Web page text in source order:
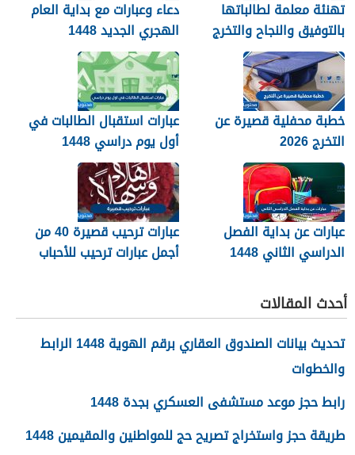
تهنئة معلمة لطالباتها
بالتوفيق والنجاح والتخرج
2026
دعاء وعبارات مع بداية العام
الهجري الجديد 1448
خطبة محفلية قصيرة عن
التخرج 2026
عبارات استقبال الطالبات في
أول يوم دراسي 1448
عبارات عن بداية الفصل
الدراسي الثاني 1448
عبارات ترحيب قصيرة 40 من
أجمل عبارات ترحيب للأحباب
أحدث المقالات
تحديث بيانات الصندوق العقاري برقم الهوية 1448 الرابط
والخطوات
رابط حجز موعد مستشفى العسكري بجدة 1448
طريقة حجز واستخراج تصريح حج للمواطنين والمقيمين 1448